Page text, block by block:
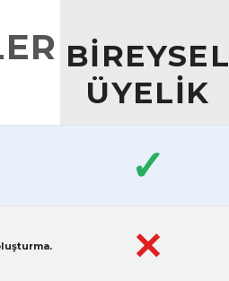
BİREYSEL
ÜYELİK
✓
✕